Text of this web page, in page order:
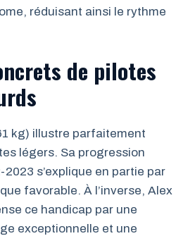
réduisant ainsi le rythme
de pilotes
kg) illustre parfaitement
légers. Sa progression
s’explique en partie par
favorable. À l’inverse, Alex
ce handicap par une
exceptionnelle et une